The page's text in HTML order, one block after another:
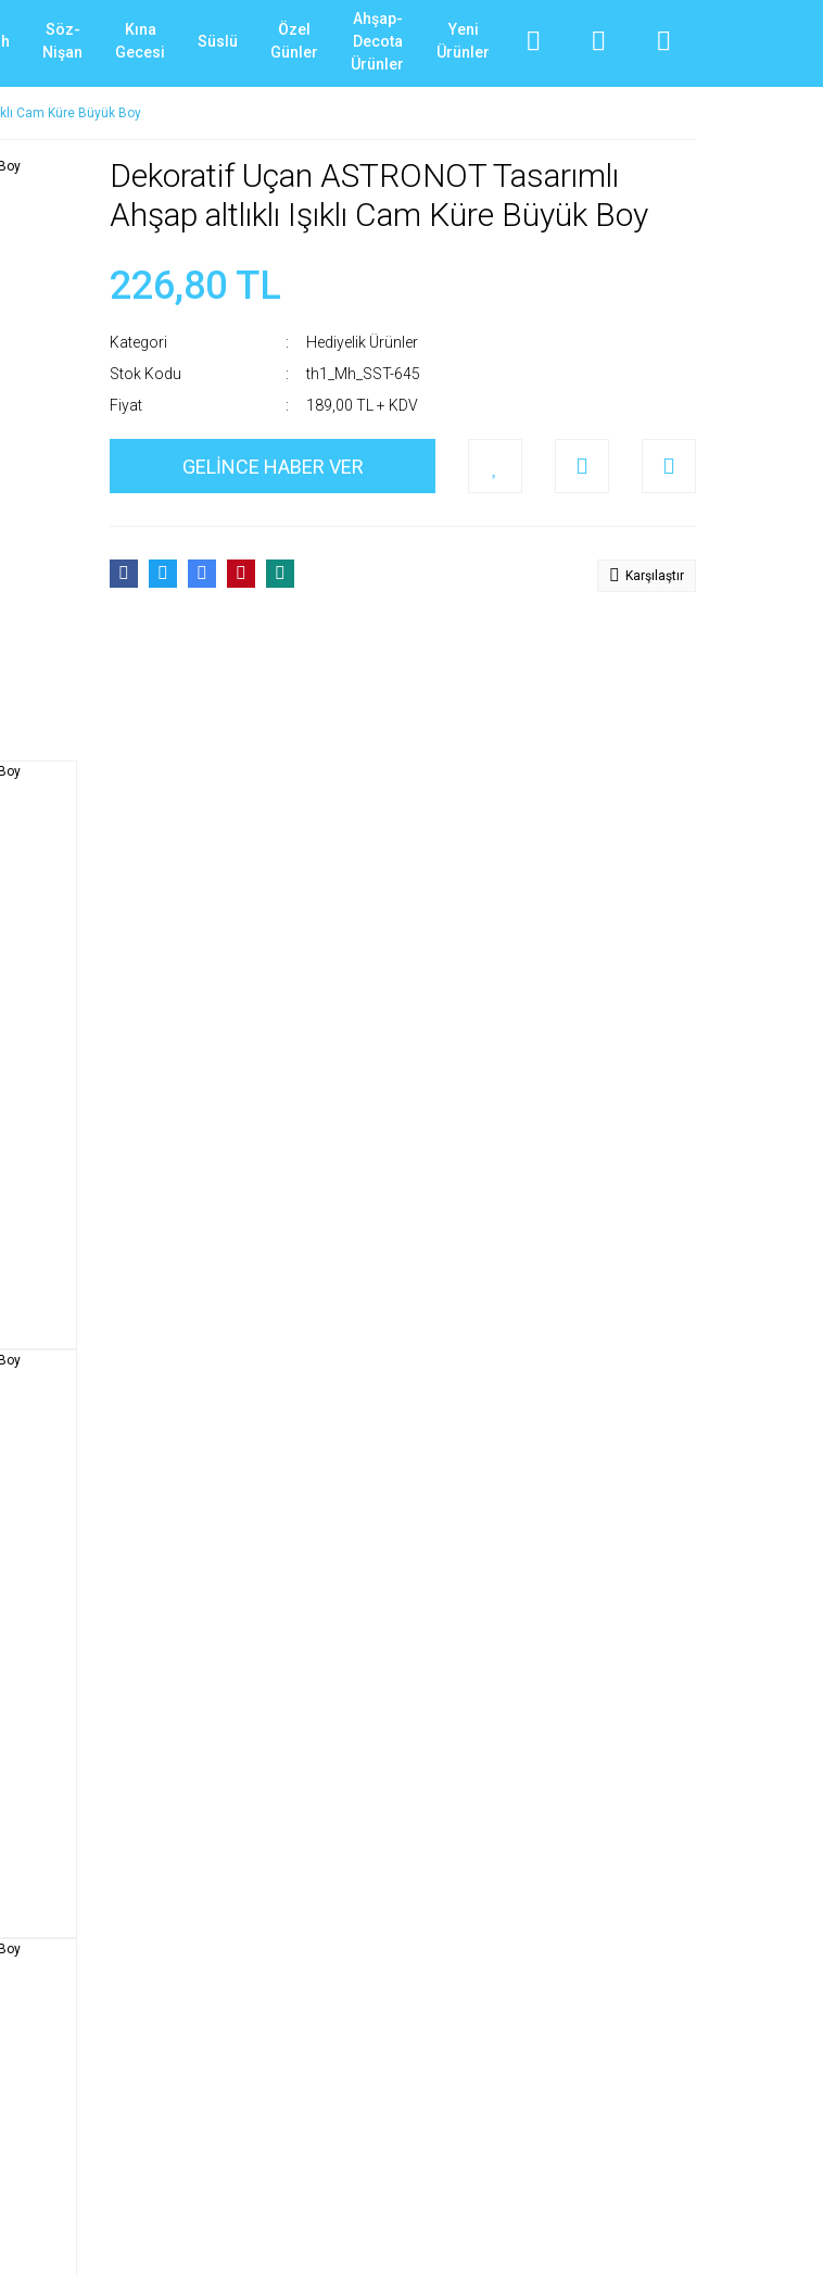
Söz-
Nişan
Kına
Gecesi
Süslü
Özel
Günler
Ahşap-
Decota
Ürünler
Yeni
Ürünler
Cam Küre Büyük Boy
Dekoratif Uçan ASTRONOT Tasarımlı
Ahşap altlıklı Işıklı Cam Küre Büyük Boy
226,80 TL
Kategori
Hediyelik Ürünler
Stok Kodu
th1_Mh_SST-645
Fiyat
189,00 TL + KDV
GELİNCE HABER VER
Karşılaştır